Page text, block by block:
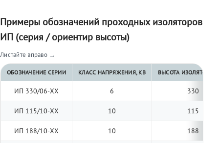
Примеры обозначений проходных изоляторов
ИП (серия / ориентир высоты)
Листайте вправо →
ОБОЗНАЧЕНИЕ СЕРИИ КЛАСС НАПРЯЖЕНИЯ, КВ ВЫСОТА ИЗОЛЯТОРА,
ИП 330/06-ХХ 6 330
ИП 115/10-ХХ 10 115
ИП 188/10-ХХ 10 188